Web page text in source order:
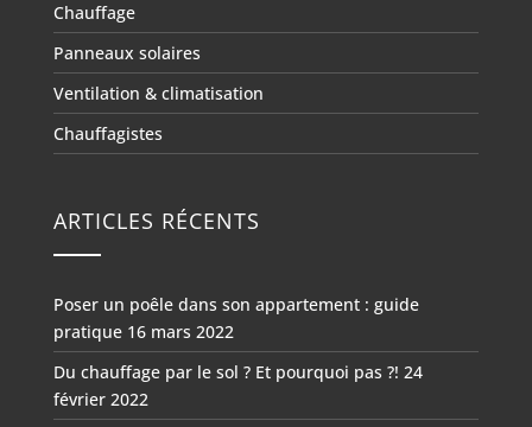
Chauffage
Panneaux solaires
Ventilation & climatisation
Chauffagistes
ARTICLES RÉCENTS
Poser un poêle dans son appartement : guide
pratique 16 mars 2022
Du chauffage par le sol ? Et pourquoi pas ?! 24
février 2022